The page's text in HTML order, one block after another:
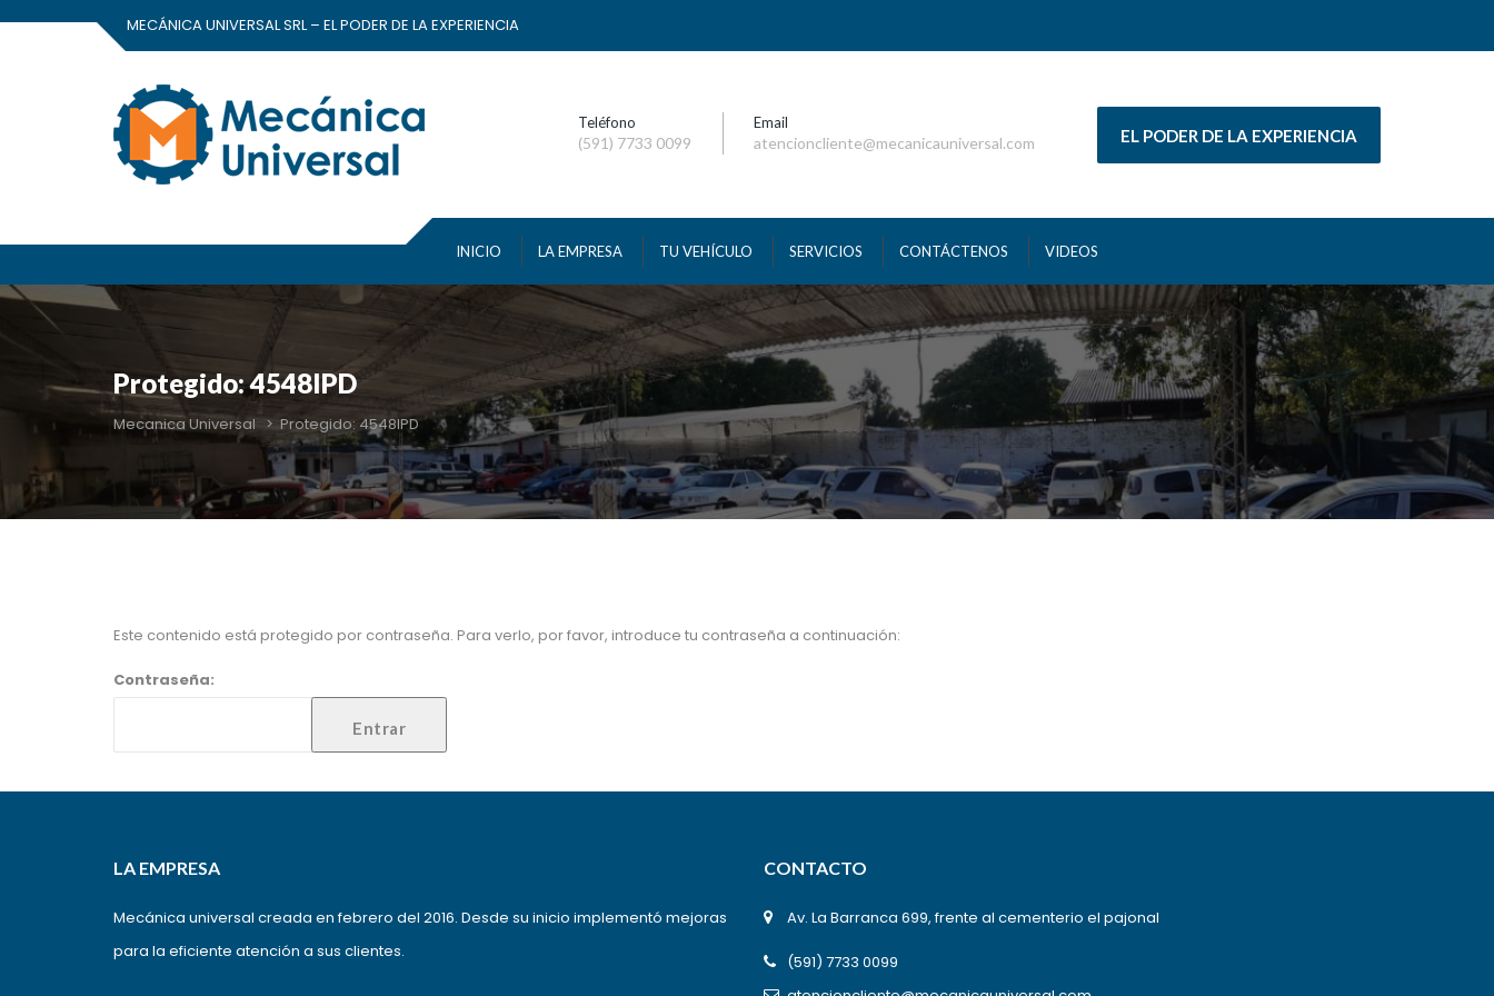
MECÁNICA UNIVERSAL SRL – EL PODER DE LA EXPERIENCIA
Teléfono
(591) 7733 0099
Email
atencioncliente@mecanicauniversal.com EL PODER DE LA EXPERIENCIA
INICIO LA EMPRESA TU VEHÍCULO SERVICIOS CONTÁCTENOS VIDEOS
Protegido: 4548IPD
Mecanica Universal > Protegido: 4548IPD
Este contenido está protegido por contraseña. Para verlo, por favor, introduce tu contraseña a continuación:
Contraseña:
LA EMPRESA
Mecánica universal creada en febrero del 2016. Desde su inicio implementó mejoras
para la eficiente atención a sus clientes.
CONTACTO
Av. La Barranca 699, frente al cementerio el pajonal
(591) 7733 0099